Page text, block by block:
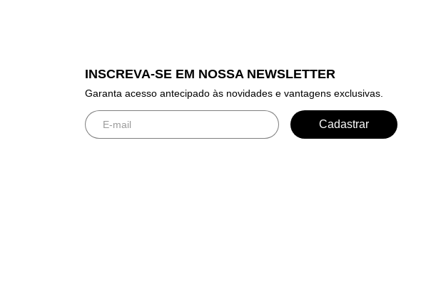
INSCREVA-SE EM NOSSA NEWSLETTER
Garanta acesso antecipado às novidades e vantagens exclusivas.